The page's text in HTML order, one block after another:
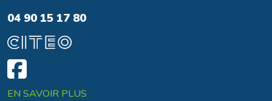
04 90 15 17 80
EN SAVOIR PLUS